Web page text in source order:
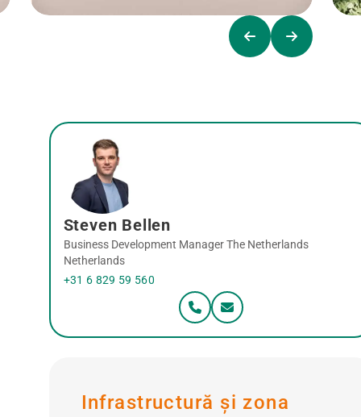
Steven Bellen
Business Development Manager The Netherlands
Netherlands
+31 6 829 59 560
Infrastructură și zona